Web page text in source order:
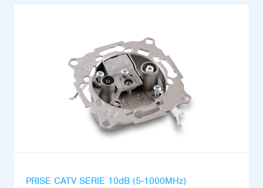
PRISE CATV SERIE 10dB (5-1000MHz)